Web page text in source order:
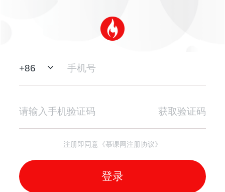
+86
获取验证码
注册即同意《慕课网注册协议》
登录